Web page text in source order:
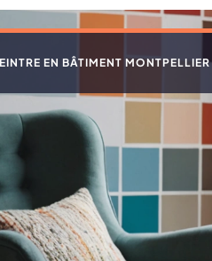
EN BÂTIMENT MONTPELLIER